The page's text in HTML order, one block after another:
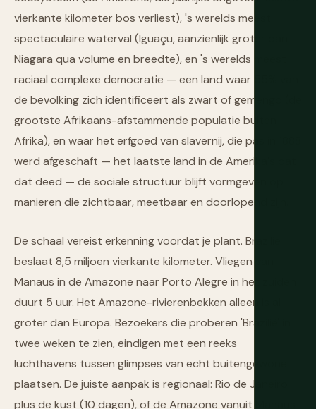
vierkante kilometer bos verliest), 's werelds meest
spectaculaire waterval (Iguaçu, aanzienlijk groter dan
Niagara qua volume en breedte), en 's werelds meest
raciaal complexe democratie — een land waar 55% van
de bevolking zich identificeert als zwart of gemengd (de
grootste Afrikaans-afstammende populatie buiten
Afrika), en waar het erfgoed van slavernij, die pas in 1888
werd afgeschaft — het laatste land in de Amerika's dat
dat deed — de sociale structuur blijft vormgeven op
manieren die zichtbaar, meetbaar en doorlopend zijn.
De schaal vereist erkenning voordat je plant. Brazilië
beslaat 8,5 miljoen vierkante kilometer. Vliegen van
Manaus in de Amazone naar Porto Alegre in het zuiden
duurt 5 uur. Het Amazone-rivierenbekken alleen is al
groter dan Europa. Bezoekers die proberen 'Brazilië' in
twee weken te zien, eindigen met een reeks
luchthavens tussen glimpses van echt buitengewone
plaatsen. De juiste aanpak is regionaal: Rio de Janeiro
plus de kust (10 dagen), of de Amazone vanuit Manaus